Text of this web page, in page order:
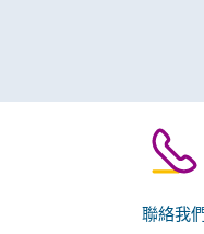
聯絡我們